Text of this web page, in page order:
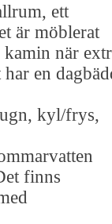
ett
är möblerat
när
en
kyl/frys,
finns